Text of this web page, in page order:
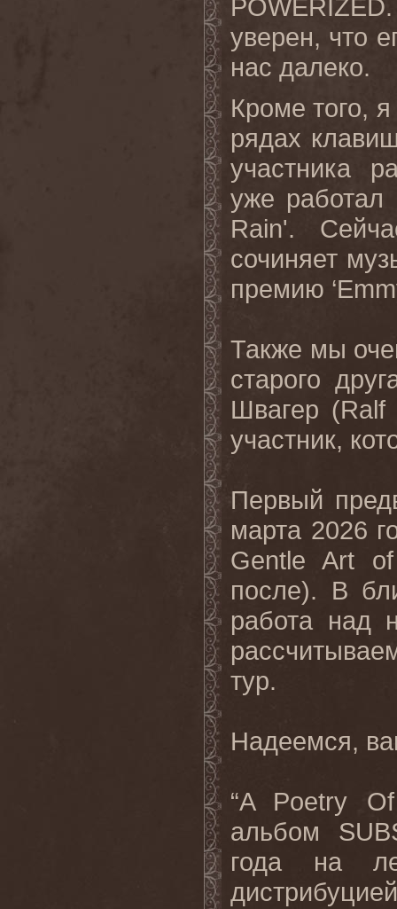
POWERIZED
уверен, что
нас далеко.
Кроме того,
рядах
участника
уже
Rain'.
сочиняет
премию
Также мы
старого
Швагер (Ralf
участник,
Первый
марта 2026
Gentle Art
of
после). В
работа над
тур.
Надеемся,
“A Poetry
альбом
года на